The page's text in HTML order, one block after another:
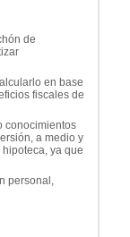
de
en base
fiscales de
conocimientos
a medio y
ya que
personal,